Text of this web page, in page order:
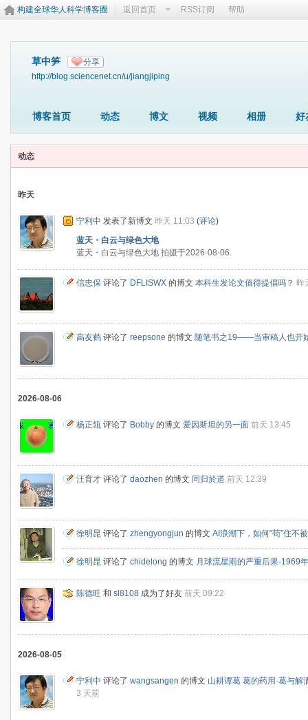
构建全球华人科学博客圈 返回首页 RSS订阅 帮助
草中笋 分享
http://blog.sciencenet.cn/u/jiangjiping
博客首页 动态 博文 视频 相册 好
动态
昨天
宁利中 发表了新博文 昨天 11:03 (评论)
蓝天・白云与绿色大地
蓝天・白云与绿色大地 拍摄于2026-08-06.
信忠保 评论了 DFLISWX 的博文 本科生发论文值得提倡吗？ 昨
高友鹤 评论了 reepsone 的博文 随笔书之19——当审稿人也开
2026-08-06
杨正瓴 评论了 Bobby 的博文 爱因斯坦的另一面 前天 13:45
汪育才 评论了 daozhen 的博文 同归於道 前天 12:39
徐明昆 评论了 zhengyongjun 的博文 AI浪潮下，如何“苟”住不
徐明昆 评论了 chidelong 的博文 月球流星雨的严重后果-1969
陈德旺 和 sl8108 成为了好友 前天 09:22
2026-08-05
宁利中 评论了 wangsangen 的博文 山耕谭葛 葛的药用·葛与
3 天前